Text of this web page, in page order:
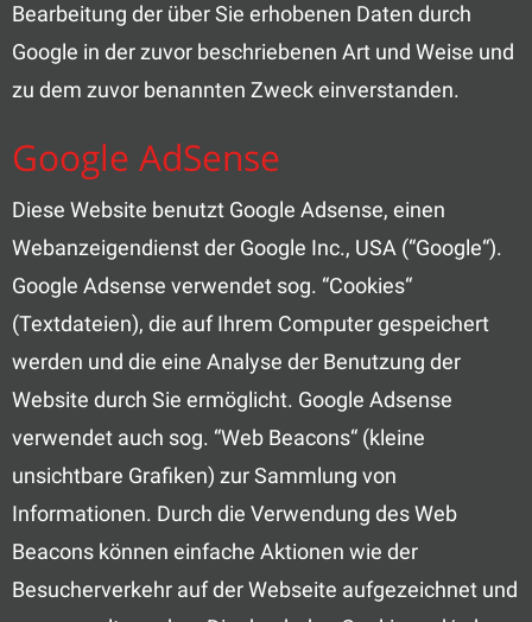
Bearbeitung der über Sie erhobenen Daten durch
Google in der zuvor beschriebenen Art und Weise und
zu dem zuvor benannten Zweck einverstanden.
Google AdSense
Diese Website benutzt Google Adsense, einen
Webanzeigendienst der Google Inc., USA (“Google“).
Google Adsense verwendet sog. “Cookies“
(Textdateien), die auf Ihrem Computer gespeichert
werden und die eine Analyse der Benutzung der
Website durch Sie ermöglicht. Google Adsense
verwendet auch sog. “Web Beacons“ (kleine
unsichtbare Grafiken) zur Sammlung von
Informationen. Durch die Verwendung des Web
Beacons können einfache Aktionen wie der
Besucherverkehr auf der Webseite aufgezeichnet und